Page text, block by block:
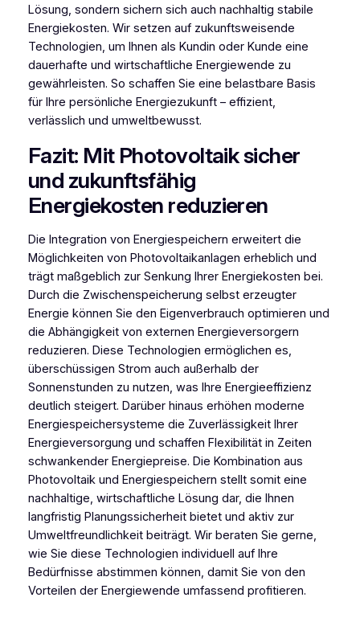
Lösung, sondern sichern sich auch nachhaltig stabile
Energiekosten. Wir setzen auf zukunftsweisende
Technologien, um Ihnen als Kundin oder Kunde eine
dauerhafte und wirtschaftliche Energiewende zu
gewährleisten. So schaffen Sie eine belastbare Basis
für Ihre persönliche Energiezukunft – effizient,
verlässlich und umweltbewusst.
Fazit: Mit Photovoltaik sicher
und zukunftsfähig
Energiekosten reduzieren
Die Integration von Energiespeichern erweitert die
Möglichkeiten von Photovoltaikanlagen erheblich und
trägt maßgeblich zur Senkung Ihrer Energiekosten bei.
Durch die Zwischenspeicherung selbst erzeugter
Energie können Sie den Eigenverbrauch optimieren und
die Abhängigkeit von externen Energieversorgern
reduzieren. Diese Technologien ermöglichen es,
überschüssigen Strom auch außerhalb der
Sonnenstunden zu nutzen, was Ihre Energieeffizienz
deutlich steigert. Darüber hinaus erhöhen moderne
Energiespeichersysteme die Zuverlässigkeit Ihrer
Energieversorgung und schaffen Flexibilität in Zeiten
schwankender Energiepreise. Die Kombination aus
Photovoltaik und Energiespeichern stellt somit eine
nachhaltige, wirtschaftliche Lösung dar, die Ihnen
langfristig Planungssicherheit bietet und aktiv zur
Umweltfreundlichkeit beiträgt. Wir beraten Sie gerne,
wie Sie diese Technologien individuell auf Ihre
Bedürfnisse abstimmen können, damit Sie von den
Vorteilen der Energiewende umfassend profitieren.